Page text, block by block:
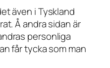
även i Tyskland
Å andra sidan är
personliga
får tycka som man